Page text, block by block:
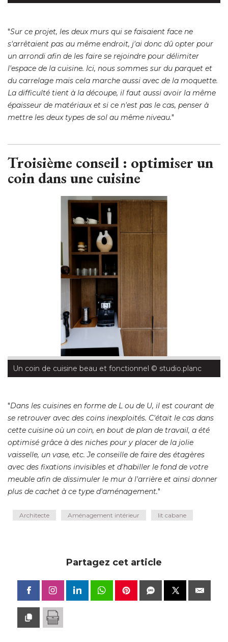
"Sur ce projet, les deux murs qui se faisaient face ne
s'arrêtaient pas au même endroit, j'ai donc dû opter pour
un arrondi afin de les faire se rejoindre pour délimiter
l'espace de la cuisine. Ici, nous sommes sur du parquet et
du carrelage mais cela marche aussi avec de la moquette.
La difficulté tient à la découpe, il faut aussi avoir la même
épaisseur de matériaux et si ce n'est pas le cas, penser à
mettre les deux types de sol au même niveau."
Troisième conseil : optimiser un
coin dans une cuisine
Un coin de cuisine beau et fonctionnel © studio.planc
"Dans les cuisines en forme de L ou de U, il est courant de
se retrouver avec des coins inexploités. C'était le cas dans
cette cuisine où un coin, en bout de plan de travail, a été
optimisé grâce à des niches pour y placer de la jolie
vaisselle, un vase, etc. Je conseille de faire des étagères
avec des fixations invisibles et d'habiller le fond de votre
meuble afin de dissimuler le mur à l'arrière et ainsi donner
plus de cachet à ce type d'aménagement."
Architecte Aménagement intérieur lit cabane
Partagez cet article